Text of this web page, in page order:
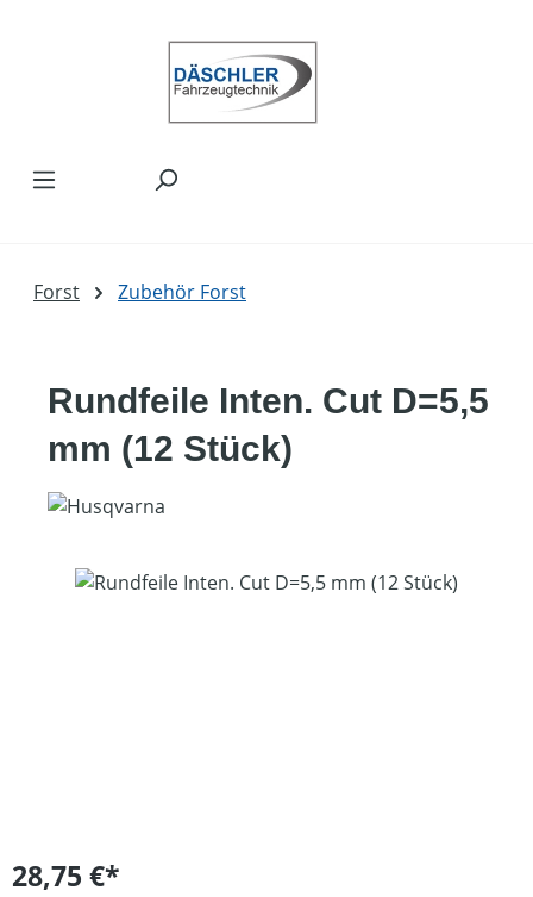
Forst Zubehör Forst
Rundfeile Inten. Cut D=5,5
mm (12 Stück)
Bildergalerie überspringen
28,75 €*